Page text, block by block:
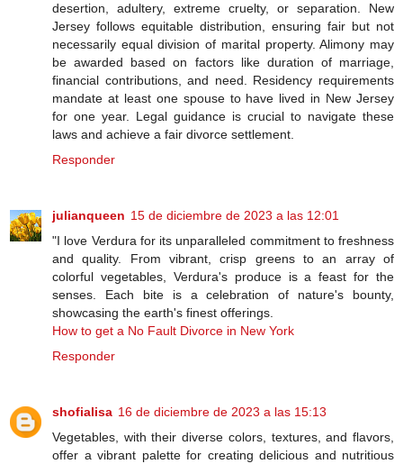
desertion, adultery, extreme cruelty, or separation. New
Jersey follows equitable distribution, ensuring fair but not
necessarily equal division of marital property. Alimony may
be awarded based on factors like duration of marriage,
financial contributions, and need. Residency requirements
mandate at least one spouse to have lived in New Jersey
for one year. Legal guidance is crucial to navigate these
laws and achieve a fair divorce settlement.
Responder
julianqueen 15 de diciembre de 2023 a las 12:01
"I love Verdura for its unparalleled commitment to freshness
and quality. From vibrant, crisp greens to an array of
colorful vegetables, Verdura's produce is a feast for the
senses. Each bite is a celebration of nature's bounty,
showcasing the earth's finest offerings.
How to get a No Fault Divorce in New York
Responder
shofialisa 16 de diciembre de 2023 a las 15:13
Vegetables, with their diverse colors, textures, and flavors,
offer a vibrant palette for creating delicious and nutritious